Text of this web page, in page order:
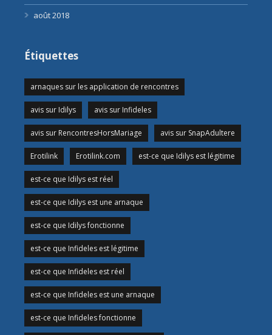
août 2018
Étiquettes
arnaques sur les application de rencontres
avis sur Idilys avis sur Infideles
avis sur RencontresHorsMariage avis sur SnapAdultere
Erotilink Erotilink.com est-ce que Idilys est légitime
est-ce que Idilys est réel
est-ce que Idilys est une arnaque
est-ce que Idilys fonctionne
est-ce que Infideles est légitime
est-ce que Infideles est réel
est-ce que Infideles est une arnaque
est-ce que Infideles fonctionne